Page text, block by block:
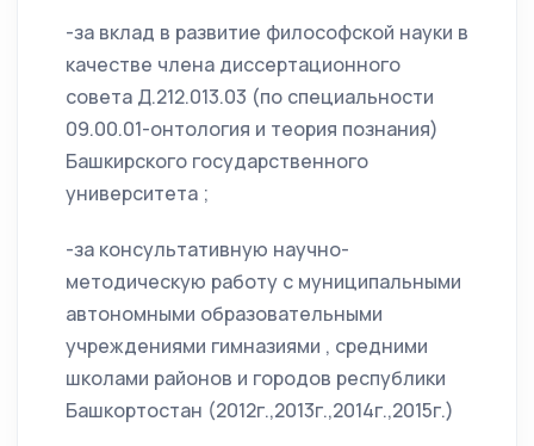
-за вклад в развитие философской науки в
качестве члена диссертационного
совета Д.212.013.03 (по специальности
09.00.01-онтология и теория познания)
Башкирского государственного
университета ;
-за консультативную научно-
методическую работу с муниципальными
автономными образовательными
учреждениями гимназиями , средними
школами районов и городов республики
Башкортостан (2012г.,2013г.,2014г.,2015г.)